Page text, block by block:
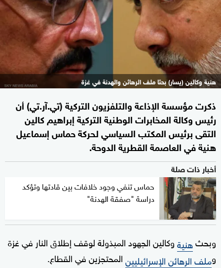
هنية وكالين (يسار) بحثا ملف الرهائن والهدنة في غزة
ذكرت مؤسسة الإذاعة والتلفزيون التركية (تي.آر.تي) أن
رئيس وكالة المخابرات الوطنية التركية إبراهيم كالين
التقى برئيس المكتب السياسي لحركة حماس إسماعيل
هنية في العاصمة القطرية الدوحة.
أخبار ذات صلة
حماس تنفي وجود خلافات بين قادتها وتؤكد
دراسة "صفقة الهدنة"
وبحثهنيةوكالين الجهود المبذولة لوقف إطلاق النار في غزة
وملف الرهائن الإسرائيليينالمحتجزين في القطاع.